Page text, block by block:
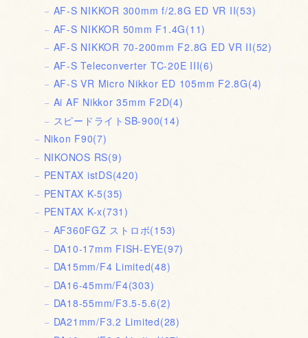
AF-S NIKKOR 300mm f/2.8G ED VR II(53)
AF-S NIKKOR 50mm F1.4G(11)
AF-S NIKKOR 70-200mm F2.8G ED VR II(52)
AF-S Teleconverter TC-20E III(6)
AF-S VR Micro Nikkor ED 105mm F2.8G(4)
Ai AF Nikkor 35mm F2D(4)
スピードライトSB-900(14)
Nikon F90(7)
NIKONOS RS(9)
PENTAX istDS(420)
PENTAX K-5(35)
PENTAX K-x(731)
AF360FGZ ストロボ(153)
DA10-17mm FISH-EYE(97)
DA15mm/F4 Limited(48)
DA16-45mm/F4(303)
DA18-55mm/F3.5-5.6(2)
DA21mm/F3.2 Limited(28)